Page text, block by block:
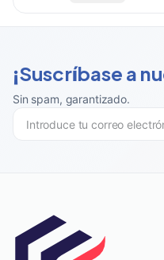
¡Suscríbase a
Sin spam, garantizado.